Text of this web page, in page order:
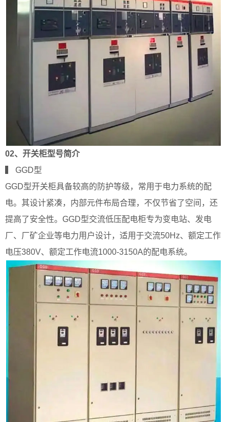
02、 开关柜型号简介
▍ GGD型
GGD型开关柜具备较高的防护等级，常用于电力系统的配
电。其设计紧凑，内部元件布局合理，不仅节省了空间，还
提高了安全性。GGD型交流低压配电柜专为变电站、发电
厂、厂矿企业等电力用户设计，适用于交流50Hz、额定工作
电压380V、额定工作电流1000-3150A的配电系统。